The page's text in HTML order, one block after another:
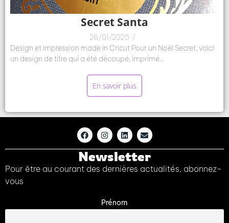
Secret Santa
26/01/2025 /
Design et impression made in Cricut Pour un Noël Secret, voici
un design de titre qui a été découpé, imprimé...
En savoir plus
Newsletter
Pour être au courant des dernières actualités, abonnez-
vous
Prénom